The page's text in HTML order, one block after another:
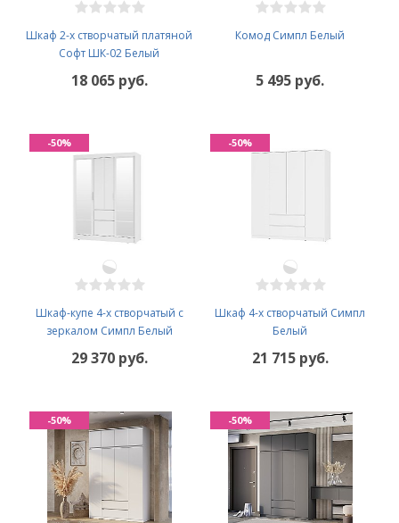
Шкаф 2-х створчатый платяной
Софт ШК-02 Белый
18 065 руб.
Комод Симпл Белый
5 495 руб.
Шкаф-купе 4-х створчатый с
зеркалом Симпл Белый
29 370 руб.
-50%
Шкаф 4-х створчатый Симпл
Белый
21 715 руб.
-50%
-50% -50%